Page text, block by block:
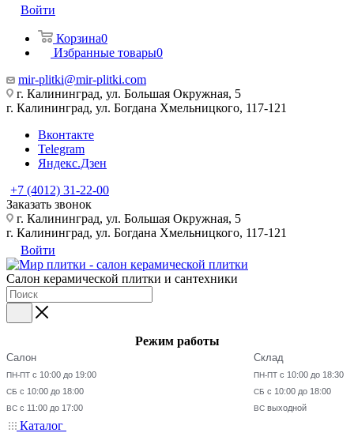
Войти
Корзина0
Избранные товары0
mir-plitki@mir-plitki.com
г. Калининград, ул. Большая Окружная, 5
г. Калининград, ул. Богдана Хмельницкого, 117-121
Вконтакте
Telegram
Яндекс.Дзен
+7 (4012) 31-22-00
Заказать звонок
г. Калининград, ул. Большая Окружная, 5
г. Калининград, ул. Богдана Хмельницкого, 117-121
Войти
Салон керамической плитки и сантехники
Режим работы
Салон
ПН-ПТ с 10:00 до 19:00
СБ с 10:00 до 18:00
ВС с 11:00 до 17:00
Склад
ПН-ПТ с 10:00 до 18:30
СБ с 10:00 до 18:00
ВС выходной
Каталог